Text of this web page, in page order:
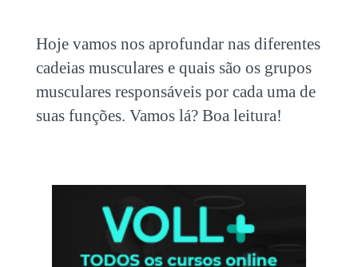
Hoje vamos nos aprofundar nas diferentes
cadeias musculares e quais são os grupos
musculares responsáveis por cada uma de
suas funções. Vamos lá? Boa leitura!